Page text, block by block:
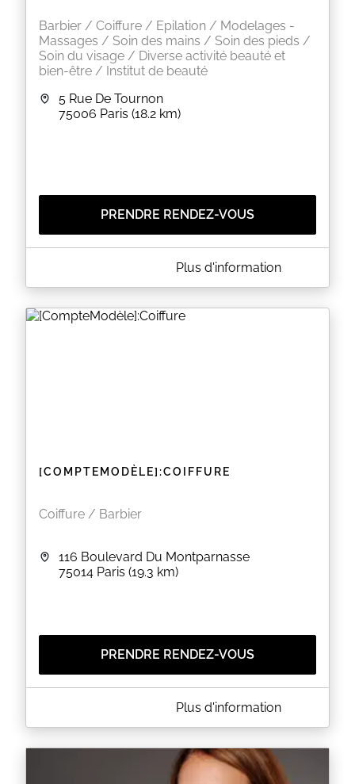
Barbier / Coiffure / Epilation / Modelages -
Massages / Soin des mains / Soin des pieds /
Soin du visage / Diverse activité beauté et
bien-être / Institut de beauté
5 Rue De Tournon
75006 Paris (18.2 km)
PRENDRE RENDEZ-VOUS
A PROPOS DE COMPTOIR DE L'HOMME
Imaginez un espace masculin et sobre, chaleureux
l'habillent : un véritable refuge loin des turbulences
de la vie quotidienne pour un moment de détente
Plus d'information
[COMPTEMODÈLE]:COIFFURE
Coiffure / Barbier
116 Boulevard Du Montparnasse
75014 Paris (19.3 km)
PRENDRE RENDEZ-VOUS
A PROPOS DE [COMPTEMODÈLE]:COIFFURE
His cognitis Gallus ut serpens adpetitus telo vel
succurrens saluti suae quavis ratione colligi omnes
iussit armatos et cum starent attoniti, districta
dentium acie stridens adeste inquit viri fortes mihi
Plus d'information